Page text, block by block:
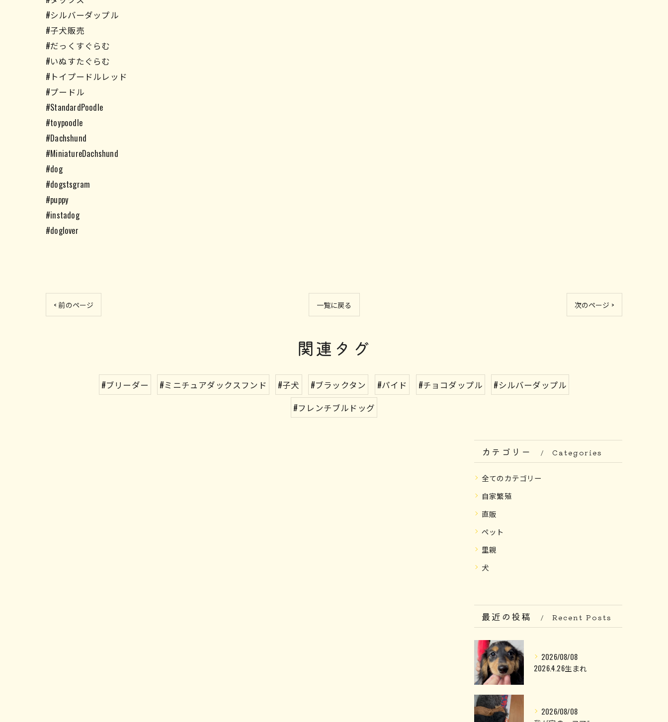
#シルバーダップル
#子犬販売
#だっくすぐらむ
#いぬすたぐらむ
#トイプードルレッド
#プードル
#StandardPoodle
#toypoodle
#Dachshund
#MiniatureDachshund
#dog
#dogstsgram
#puppy
#instadog
#doglover
< 前のページ 一覧に戻る 次のページ >
関連タグ
#ブリーダー #ミニチュアダックスフンド #子犬 #ブラックタン #パイド #チョコダップル
#シルバーダップル
#フレンチブルドッグ
カテゴリー Categories
全てのカテゴリー
自家繁殖
直販
ペット
里親
犬
最近の投稿 Recent Posts
2026/08/08
2026.4.26生まれ
2026/08/08